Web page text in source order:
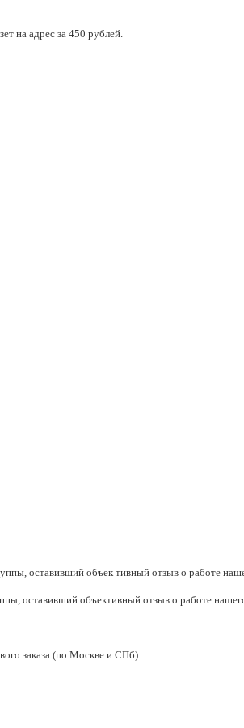
на адрес за 450 рублей.
оставивший объек тивный отзыв о работе
оставивший объективный отзыв о работе нашего
заказа (по Москве и СПб).